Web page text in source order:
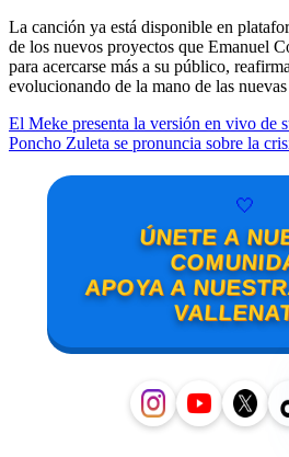
La canción ya está disponible en
de los nuevos proyectos que Emanuel
para acercarse más a su público,
evolucionando de la mano de las
El Meke presenta la versión en vivo de
Poncho Zuleta se pronuncia sobre la
🤍
ÚNETE A
APOYA A